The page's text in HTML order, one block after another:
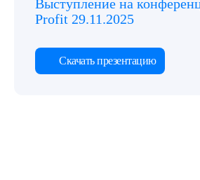
Выступление на
Profit 29.11.2025
Скачать презентацию